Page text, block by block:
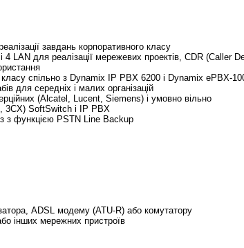
завдань корпоративного класу
LAN для реалізації мережевих проектів, CDR (Caller
спільно з Dynamix IP PBX 6200 і Dynamix ePBX-
для середніх і малих організацій
(Alcatel, Lucent, Siemens) і умовно вільно
SoftSwitch і IP PBX
з функцією PSTN Line Backup
ADSL модему (ATU-R) або комутатору
інших мережних пристроїв